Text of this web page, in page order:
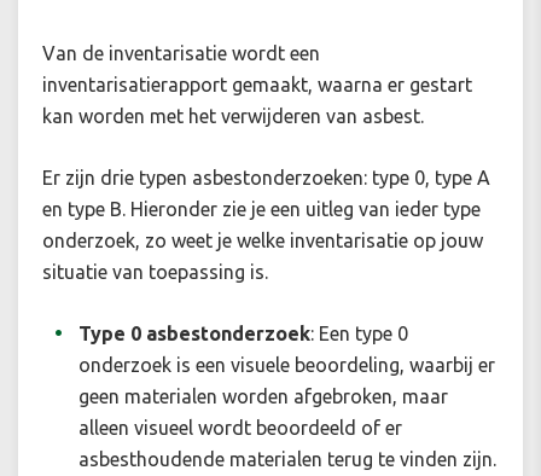
Van de inventarisatie wordt een
inventarisatierapport gemaakt, waarna er gestart
kan worden met het verwijderen van asbest.
Er zijn drie typen asbestonderzoeken: type 0, type A
en type B. Hieronder zie je een uitleg van ieder type
onderzoek, zo weet je welke inventarisatie op jouw
situatie van toepassing is.
Type 0 asbestonderzoek: Een type 0
onderzoek is een visuele beoordeling, waarbij er
geen materialen worden afgebroken, maar
alleen visueel wordt beoordeeld of er
asbesthoudende materialen terug te vinden zijn.